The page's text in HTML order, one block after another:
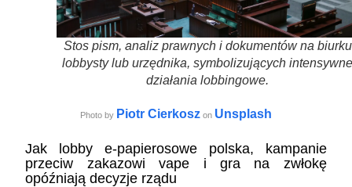
Stos pism, analiz prawnych i dokumentów na biurku
lobbysty lub urzędnika, symbolizujących intensywne
działania lobbingowe.
Photo by Piotr Cierkosz on Unsplash
Jak lobby e-papierosowe polska, kampanie
przeciw zakazowi vape i gra na zwłokę
opóźniają decyzje rządu